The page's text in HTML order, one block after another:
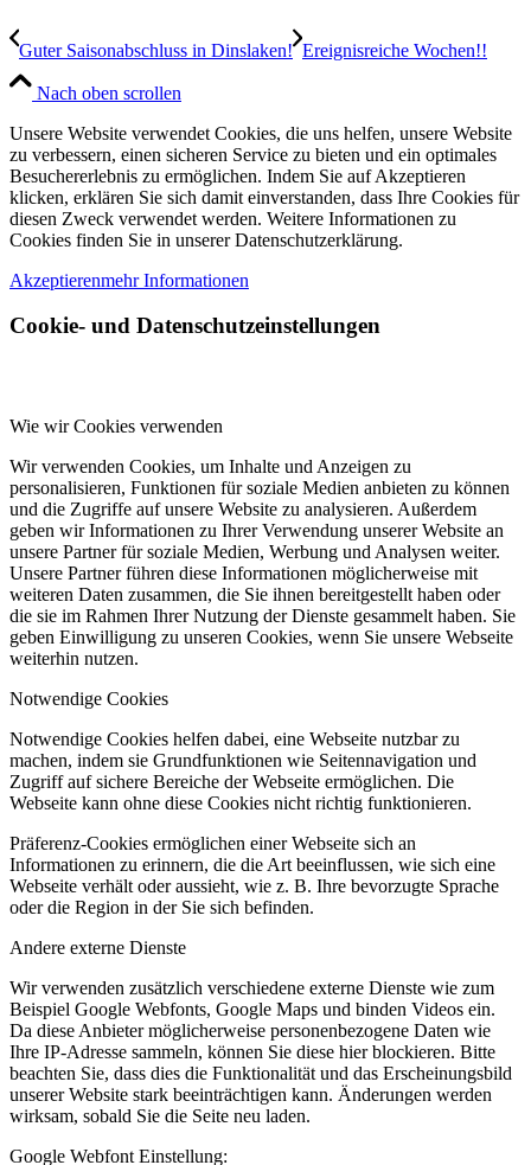
Guter Saisonabschluss in Dinslaken! Ereignisreiche Wochen!!
Nach oben scrollen
Unsere Website verwendet Cookies, die uns helfen, unsere Website
zu verbessern, einen sicheren Service zu bieten und ein optimales
Besuchererlebnis zu ermöglichen. Indem Sie auf Akzeptieren
klicken, erklären Sie sich damit einverstanden, dass Ihre Cookies für
diesen Zweck verwendet werden. Weitere Informationen zu
Cookies finden Sie in unserer Datenschutzerklärung.
Akzeptierenmehr Informationen
Cookie- und Datenschutzeinstellungen
Wie wir Cookies verwenden
Wir verwenden Cookies, um Inhalte und Anzeigen zu
personalisieren, Funktionen für soziale Medien anbieten zu können
und die Zugriffe auf unsere Website zu analysieren. Außerdem
geben wir Informationen zu Ihrer Verwendung unserer Website an
unsere Partner für soziale Medien, Werbung und Analysen weiter.
Unsere Partner führen diese Informationen möglicherweise mit
weiteren Daten zusammen, die Sie ihnen bereitgestellt haben oder
die sie im Rahmen Ihrer Nutzung der Dienste gesammelt haben. Sie
geben Einwilligung zu unseren Cookies, wenn Sie unsere Webseite
weiterhin nutzen.
Notwendige Cookies
Notwendige Cookies helfen dabei, eine Webseite nutzbar zu
machen, indem sie Grundfunktionen wie Seitennavigation und
Zugriff auf sichere Bereiche der Webseite ermöglichen. Die
Webseite kann ohne diese Cookies nicht richtig funktionieren.
Präferenz-Cookies ermöglichen einer Webseite sich an
Informationen zu erinnern, die die Art beeinflussen, wie sich eine
Webseite verhält oder aussieht, wie z. B. Ihre bevorzugte Sprache
oder die Region in der Sie sich befinden.
Andere externe Dienste
Wir verwenden zusätzlich verschiedene externe Dienste wie zum
Beispiel Google Webfonts, Google Maps und binden Videos ein.
Da diese Anbieter möglicherweise personenbezogene Daten wie
Ihre IP-Adresse sammeln, können Sie diese hier blockieren. Bitte
beachten Sie, dass dies die Funktionalität und das Erscheinungsbild
unserer Website stark beeinträchtigen kann. Änderungen werden
wirksam, sobald Sie die Seite neu laden.
Google Webfont Einstellung: